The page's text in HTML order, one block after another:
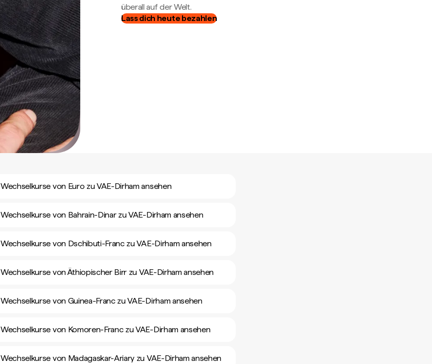
überall auf der Welt.
Lass dich heute bezahlen
Wechselkurse von Euro zu VAE-Dirham ansehen
Wechselkurse von Bahrain-Dinar zu VAE-Dirham ansehen
Wechselkurse von Dschibuti-Franc zu VAE-Dirham ansehen
Wechselkurse von Äthiopischer Birr zu VAE-Dirham ansehen
Wechselkurse von Guinea-Franc zu VAE-Dirham ansehen
Wechselkurse von Komoren-Franc zu VAE-Dirham ansehen
Wechselkurse von Madagaskar-Ariary zu VAE-Dirham ansehen